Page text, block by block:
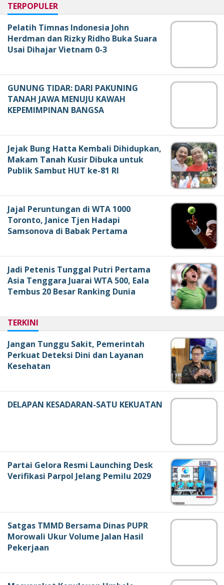
TERPOPULER
Pelatih Timnas Indonesia John
Herdman dan Rizky Ridho Buka Suara
Usai Dihajar Vietnam 0-3
GUNUNG TIDAR: DARI PAKUNING
TANAH JAWA MENUJU KAWAH
KEPEMIMPINAN BANGSA
Jejak Bung Hatta Kembali Dihidupkan,
Makam Tanah Kusir Dibuka untuk
Publik Sambut HUT ke-81 RI
Jajal Peruntungan di WTA 1000
Toronto, Janice Tjen Hadapi
Samsonova di Babak Pertama
Jadi Petenis Tunggal Putri Pertama
Asia Tenggara Juarai WTA 500, Eala
Tembus 20 Besar Ranking Dunia
TERKINI
Jangan Tunggu Sakit, Pemerintah
Perkuat Deteksi Dini dan Layanan
Kesehatan
DELAPAN KESADARAN-SATU KEKUATAN
Partai Gelora Resmi Launching Desk
Verifikasi Parpol Jelang Pemilu 2029
Satgas TMMD Bersama Dinas PUPR
Morowali Ukur Volume Jalan Hasil
Pekerjaan